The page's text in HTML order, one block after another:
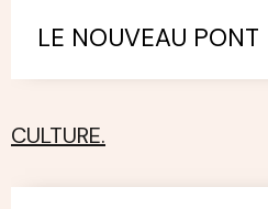
LE NOUVEAU PONT
CULTURE.